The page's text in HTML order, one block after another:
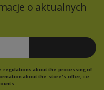
o aktualnych
regulations about the processing of
about the store's offer, i.e.